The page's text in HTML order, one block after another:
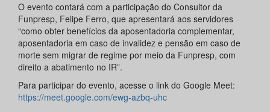
O evento contará com a participação do Consultor da
Funpresp, Felipe Ferro, que apresentará aos servidores
“como obter benefícios da aposentadoria complementar,
aposentadoria em caso de invalidez e pensão em caso de
morte sem migrar de regime por meio da Funpresp, com
direito a abatimento no IR”.
Para participar do evento, acesse o link do Google Meet:
https://meet.google.com/ewg-azbq-uhc